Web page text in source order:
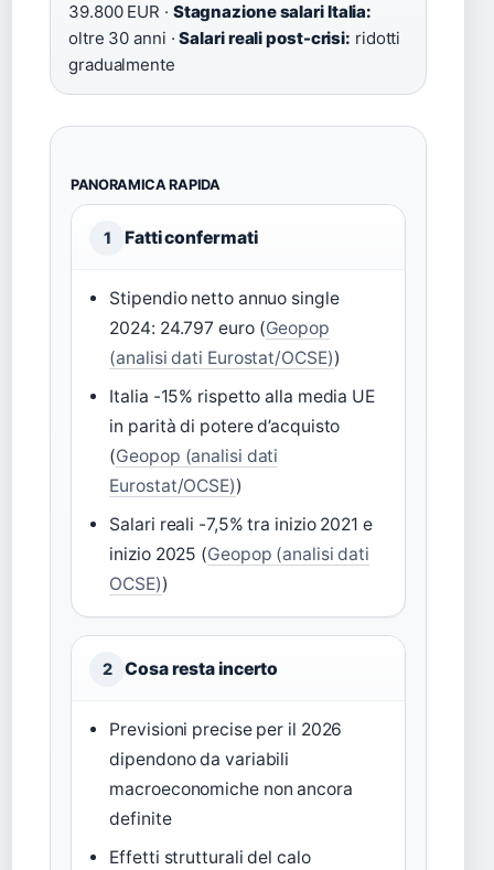
39.800 EUR · Stagnazione salari Italia:
oltre 30 anni ·Salari reali post-crisi: ridotti
gradualmente
PANORAMICA RAPIDA
1 Fatti confermati
Stipendio netto annuo single
2024: 24.797 euro (Geopop
(analisi dati Eurostat/OCSE))
Italia -15% rispetto alla media UE
in parità di potere d’acquisto
(Geopop (analisi dati
Eurostat/OCSE))
Salari reali -7,5% tra inizio 2021 e
inizio 2025 (Geopop (analisi dati
OCSE))
2 Cosa resta incerto
Previsioni precise per il 2026
dipendono da variabili
macroeconomiche non ancora
definite
Effetti strutturali del calo